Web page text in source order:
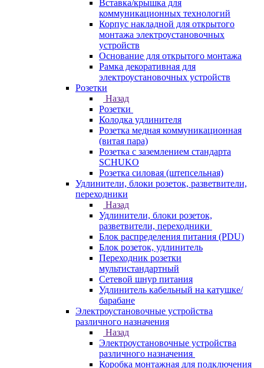
Вставка/крышка для
коммуникационных технологий
Корпус накладной для открытого
монтажа электроустановочных
устройств
Основание для открытого монтажа
Рамка декоративная для
электроустановочных устройств
Розетки
Назад
Розетки
Колодка удлинителя
Розетка медная коммуникационная
(витая пара)
Розетка с заземлением стандарта
SCHUKO
Розетка силовая (штепсельная)
Удлинители, блоки розеток, разветвители,
переходники
Назад
Удлинители, блоки розеток,
разветвители, переходники
Блок распределения питания (PDU)
Блок розеток, удлинитель
Переходник розетки
мультистандартный
Сетевой шнур питания
Удлинитель кабельный на катушке/
барабане
Электроустановочные устройства
различного назначения
Назад
Электроустановочные устройства
различного назначения
Коробка монтажная для подключения